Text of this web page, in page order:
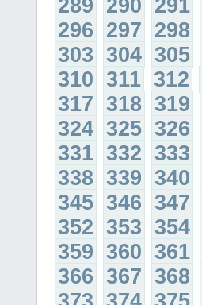
289 290 291
296 297 298
303 304 305
310 311 312
317 318 319
324 325 326
331 332 333
338 339 340
345 346 347
352 353 354
359 360 361
366 367 368